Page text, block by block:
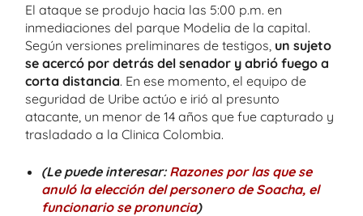
El ataque se produjo hacia las 5:00 p.m. en
inmediaciones del parque Modelia de la capital.
Según versiones preliminares de testigos, un sujeto
se acercó por detrás del senador y abrió fuego a
corta distancia. En ese momento, el equipo de
seguridad de Uribe actúo e irió al presunto
atacante, un menor de 14 años que fue capturado y
trasladado a la Clinica Colombia.
(Le puede interesar: Razones por las que se
anuló la elección del personero de Soacha, el
funcionario se pronuncia)